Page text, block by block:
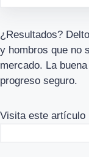
¿Resultados?
y hombros que no
mercado. La
progreso seguro.
Visita este artículo